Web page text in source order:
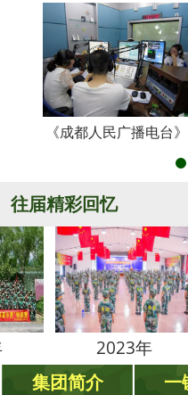
《成都人民广播电台》
往届精彩回忆
2023年
集团简介 一